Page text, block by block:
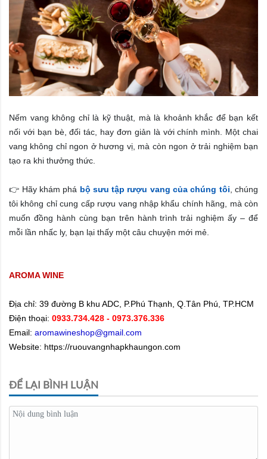
Nếm vang không chỉ là kỹ thuật, mà là khoảnh khắc để bạn kết
nối với bạn bè, đối tác, hay đơn giản là với chính mình. Một chai
vang không chỉ ngon ở hương vị, mà còn ngon ở trải nghiệm bạn
tạo ra khi thưởng thức.
👉 Hãy khám phá bộ sưu tập rượu vang của chúng tôi , chúng
tôi không chỉ cung cấp rượu vang nhập khẩu chính hãng, mà còn
muốn đồng hành cùng bạn trên hành trình trải nghiệm ấy – để
mỗi lần nhấc ly, bạn lại thấy một câu chuyện mới mẻ.
AROMA WINE
Địa chỉ: 39 đường B khu ADC, P.Phú Thạnh, Q.Tân Phú, TP.HCM
Điện thoại: 0933.734.428 - 0973.376.336
Email: aromawineshop@gmail.com
Website: https://ruouvangnhapkhaungon.com
ĐỂ LẠI BÌNH LUẬN